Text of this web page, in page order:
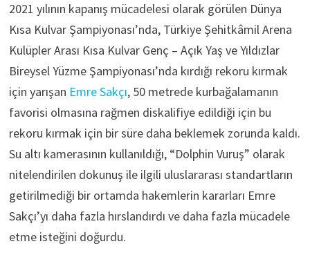
2021 yılının kapanış mücadelesi olarak görülen Dünya
Kısa Kulvar Şampiyonası’nda, Türkiye Şehitkâmil Arena
Kulüpler Arası Kısa Kulvar Genç – Açık Yaş ve Yıldızlar
Bireysel Yüzme Şampiyonası’nda kırdığı rekoru kırmak
için yarışan Emre Sakçı, 50 metrede kurbağalamanın
favorisi olmasına rağmen diskalifiye edildiği için bu
rekoru kırmak için bir süre daha beklemek zorunda kaldı.
Su altı kamerasının kullanıldığı, “Dolphin Vuruş” olarak
nitelendirilen dokunuş ile ilgili uluslararası standartların
getirilmediği bir ortamda hakemlerin kararları Emre
Sakçı’yı daha fazla hırslandırdı ve daha fazla mücadele
etme isteğini doğurdu.